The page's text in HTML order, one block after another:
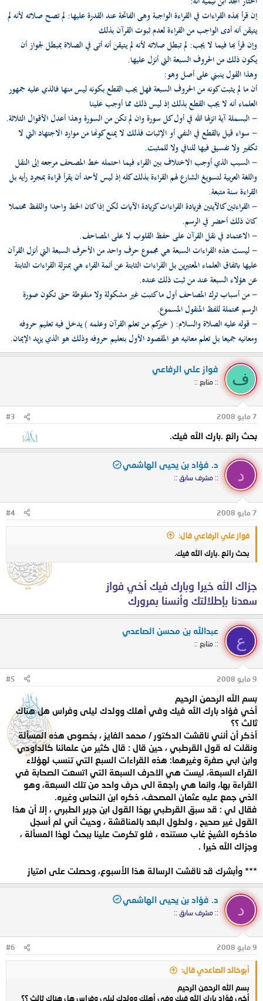
إن قرأ بهذه القراءات في القراءة الواجبة وهى الفاتحة عند القدرة عليها: لم تصح صلاته لأنه لم
يتيقن أنه أدى الواجب من القراءة لعدم ثبوت القرآن بذلك
وإن قرأ بها فيما لا يجب: لم تبطل صلاته لأنه لم يتيقن أنه أتى في الصلاة بمبطل لجواز أن
يكون ذلك من الحروف السبعة التي أنزل عليها.
وهذا القول ينبني على أصل وهو:
أن ما لم يثبت كونه من الحروف السبعة فهل يجب القطع بكونه ليس منها فالذي عليه جمهور
العلماء أنه لا يجب القطع بذلك إذ ليس ذلك مما أوجب علينا
- البسملة آية انزلها الله في أول كل سورة وان لم تكن من السورة وهذا أعدل الأقوال الثلاثة.
- سواء قيل بالقطع في النفي أو الإثبات فذلك لا يمنع كونها من موارد الاجتهاد التي لا
تكفير ولا تفسيق فيها للنافي ولا للمثبت.
- السبب الذي أوجب الاختلاف بين القراء فيما احتمله خط المصحف مرجعه إلى النقل
واللغة العربية لتسويغ الشارع لهم القراءة بذلك كله إذ ليس لأحد أن يقرأ قراءة بمجرد رأيه بل
القراءة سنة متبعة.
- القراءتين كالآيتين فزيادة القراءات كزيادة الآيات لكن إذا كان الخط واحدا واللفظ محتملا
كان ذلك أحضر في الرسم.
- الاعتماد في نقل القرآن على حفظ القلوب لا على المصاحف.
- ليست هذه القراءات السبعة هي مجموع حرف واحد من الأحرف السبعة التي أنزل القرآن
عليها باتفاق العلماء المعتبرين بل القراءات الثابتة عن أئمة القراء هي بمنزلة القراءات الثابتة
عن هؤلاء السبعة عند من ثبت ذلك عنده.
- من أسباب ترك المصاحف أول ما كتبت غير مشكولة ولا منقوطة حتى تكون صورة
الرسم محتملة للفظ المنقول المسموع.
- قوله عليه الصلاة والسلام: ( خيركم من تعلم القرآن وعلمه ) يدخل فيه تعليم حروفه
ومعانيه جميعا بل تعلم معانيه هو المقصود الأول بتعليم حروفه وذلك هو الذي يزيد الإيمان.
ف
فواز علي الرفاعي
:: متابع ::
7 مايو 2008 #3
بحث رائع .بارك الله فيك.
د
د. فؤاد بن يحيى الهاشمي
:: مشرف سابق ::
7 مايو 2008 #4
فواز علي الرفاعي قال:
بحث رائع .بارك الله فيك.
جزاك الله خيرا وبارك فيك أخي فواز
سعدنا بإطلالتك وأنسنا بمرورك
ع
عبدالله بن محسن الصاعدي
:: متابع ::
9 مايو 2008 #5
بسم الله الرحمن الرحيم
أخي فؤاد بارك الله فيك وفي أهلك وولدك ليلى وفراس هل هناك
ثالث ؟؟
أذكر أن أنني ناقشت الدكتور / محمد الفايز ، بخصوص هذه المسألة
ونقلت له قول القرطبي ، حين قال : قال كثير من علمائنا كالداودي
وابن ابي صفرة وغيرهما: هذه القراءات السبع التي تنسب لهؤلاء
القراء السبعة، ليست هي الاحرف السبعة التي اتسعت الصحابة في
القراءة بها، وانما هي راجعة الى حرف واحد من تلك السبعة، وهو
الذي جمع عليه عثمان المصحف، ذكره ابن النحاس وغيره.
فقال لي : قد سبق القرطبي بهذا القول ابن جرير الطبري ، إلا أن هذا
القول غير صحيح ، ولطول البعد بالمناقشة ، وحيث أني لم أسجل
ماذكره الشيخ غاب مستنده ، فلو تكرمت علينا ببحث لهذا المسألة ،
وجزاك الله خيرا .
*** وأبشرك قد ناقشت الرسالة هذا الأسبوع، وحصلت على امتياز
د
د. فؤاد بن يحيى الهاشمي
:: مشرف سابق ::
9 مايو 2008 #6
أبوخالد الصاعدي قال:
بسم الله الرحمن الرحيم
أخي فؤاد بارك الله فيك وفي أهلك وولدك ليلى وفراس هل هناك ثالث ؟؟